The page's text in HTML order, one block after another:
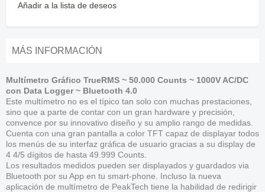
Añadir a la lista de deseos
MÁS INFORMACIÓN
Multímetro Gráfico TrueRMS ~ 50.000 Counts ~ 1000V AC/DC
con Data Logger ~ Bluetooth 4.0
Este multímetro no es el típico tan solo con muchas prestaciones,
sino que a parte de contar con un gran hardware y precisión,
convence por su innovativo diseño y su amplio rango de medidas.
Cuenta con una gran pantalla a color TFT capaz de displayar todos
los menús de su interfaz gráfica de usuario gracias a su display de
4 4/5 dígitos de hasta 49.999 Counts.
Los resultados medidos pueden ser displayados y guardados via
Bluetooth por su App en tu smart-phone. Incluso la nueva
aplicación de multímetro de PeakTech tiene la habilidad de redirigir